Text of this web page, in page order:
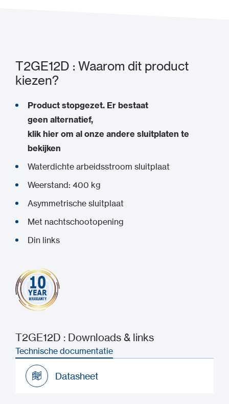
T2GE12D : Waarom dit product
kiezen?
Product stopgezet. Er bestaat
geen alternatief,
klik hier om al onze andere sluitplaten te
bekijken
Waterdichte arbeidsstroom sluitplaat
Weerstand: 400 kg
Asymmetrische sluitplaat
Met nachtschootopening
Din links
T2GE12D : Downloads & links
Technische documentatie
Datasheet